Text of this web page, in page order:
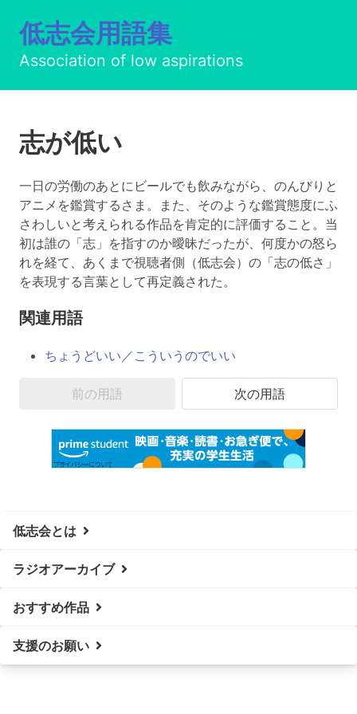
低志会用語集
Association of low aspirations
志が低い
一日の労働のあとにビールでも飲みながら、のんびりと
アニメを鑑賞するさま。また、そのような鑑賞態度にふ
さわしいと考えられる作品を肯定的に評価すること。当
初は誰の「志」を指すのか曖昧だったが、何度かの怒ら
れを経て、あくまで視聴者側（低志会）の「志の低さ」
を表現する言葉として再定義された。
関連用語
ちょうどいい／こういうのでいい
前の用語 次の用語
低志会とは
ラジオアーカイブ
おすすめ作品
支援のお願い